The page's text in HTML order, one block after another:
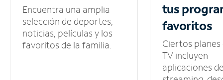
Encuentra una amplia
selección de deportes,
noticias, películas y los
favoritos de la familia.
tus
favoritos
Ciertos planes
TV incluyen
aplicaciones